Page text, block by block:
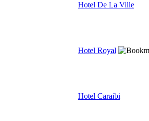
Hotel De La Ville
Hotel Royal
Hotel Caraibi